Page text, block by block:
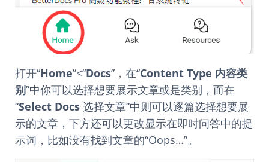
打开“Home”<“Docs”，在“Content Type 内容类
别”中你可以选择想要展示文章或是类别，而在
“Select Docs 选择文章”中则可以逐篇选择想要展
示的文章，下方还可以更改显示在即时问答中的提
示词，比如没有找到文章的“Oops…”。